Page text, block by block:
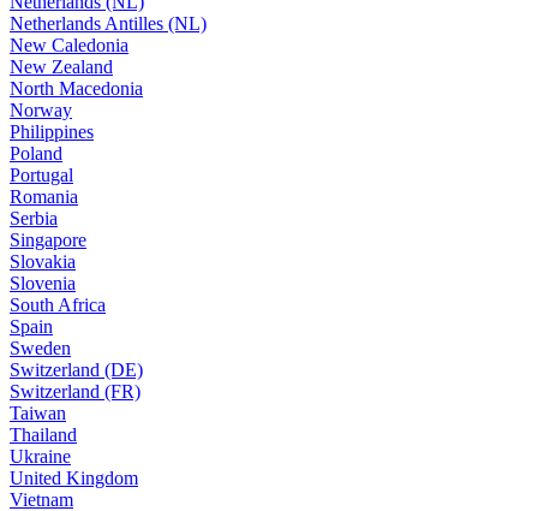
Netherlands Antilles (NL)
New Caledonia
New Zealand
North Macedonia
Norway
Philippines
Poland
Portugal
Romania
Serbia
Singapore
Slovakia
Slovenia
South Africa
Spain
Sweden
Switzerland (DE)
Switzerland (FR)
Taiwan
Thailand
Ukraine
United Kingdom
Vietnam